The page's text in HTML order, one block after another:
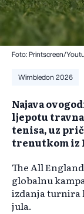
Foto: Printscreen/
Wimbledon 2026
Najava
ljepotu
tenisa, uz
trenutkom iz
The All
globalnu
izdanja turnira
jula.